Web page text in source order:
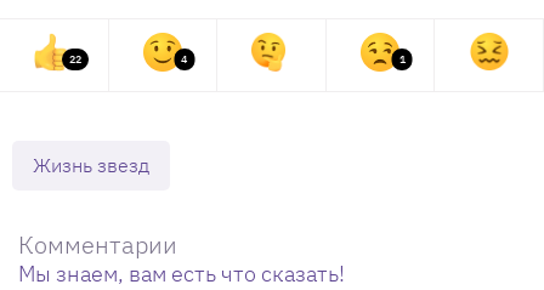
22 4 1
Жизнь звезд
Комментарии
Мы знаем, вам есть что сказать!